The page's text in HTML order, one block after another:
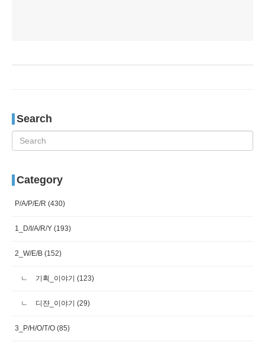
Search
Category
P/A/P/E/R (430)
1_D/I/A/R/Y (193)
2_W/E/B (152)
기획_이야기 (123)
디쟌_이야기 (29)
3_P/H/O/T/O (85)